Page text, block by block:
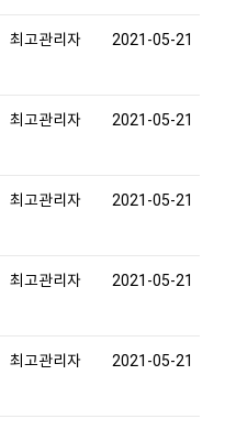
최고관리자 2021-05-21
최고관리자 2021-05-21
최고관리자 2021-05-21
최고관리자 2021-05-21
최고관리자 2021-05-21